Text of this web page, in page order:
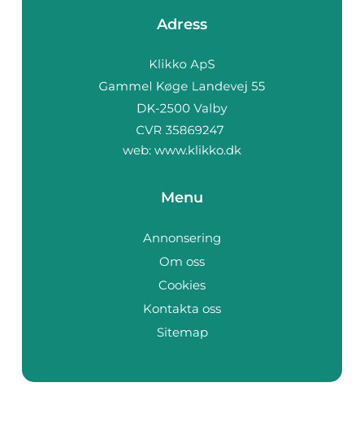
Adress
web: www.klikko.dk
Menu
Annonsering
Om oss
Cookies
Kontakta oss
Sitemap